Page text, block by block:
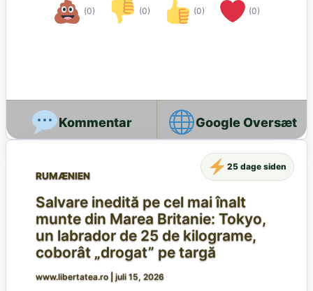
(0) (0) (0) (0)
Google Oversæt
RUMÆNIEN
Salvare inedită pe cel mai înalt
munte din Marea Britanie: Tokyo,
un labrador de 25 de kilograme,
coborât „drogat” pe targă
www.libertatea.ro juli 15, 2026
25 dage siden